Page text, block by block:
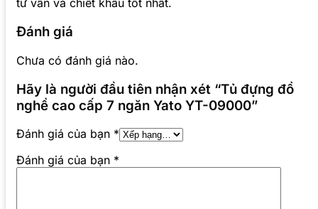
tư vấn và chiết khấu tốt nhất.
Đánh giá
Chưa có đánh giá nào.
Hãy là người đầu tiên nhận xét “Tủ đựng đồ
nghề cao cấp 7 ngăn Yato YT-09000”
Đánh giá của bạn *
Đánh giá của bạn *